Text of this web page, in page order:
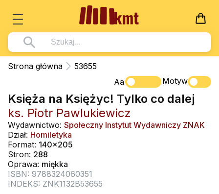
Książki
Wszystko z kategorii - Książki
Pismo Święte
Kościół Katolicki
Duszpasterstwo
Teologia
Życie chrześcijańskie
Duchowość
Wszystko z kategorii - Multimedia
DVD
CD-ROM
Muzyka
Rekolekcje i inne na CD
Śpiew i modlitwa
Dla Dzieci
Wszystko z kategorii - Dla Dzieci
Literatura (D)
Płyty, DVD (D)
Podręczniki i pomoce dydaktyczne
Podręczniki
Wszystko z kategorii - Podręczniki
Podręczniki i pomoce dydaktyczne
Zabawa i Nauka
Nowości
Zaloguj się
Strona główna
53655
Aa
Motyw
Księża na Księżyc! Tylko co dalej
ks. Piotr Pawlukiewicz
Wydawnictwo: Społeczny Instytut Wydawniczy ZNAK
Dział: Homiletyka
Format: 140x205
Stron: 288
Oprawa: miękka
ISBN: 9788324060351
INDEKS: ZNK1132B53655